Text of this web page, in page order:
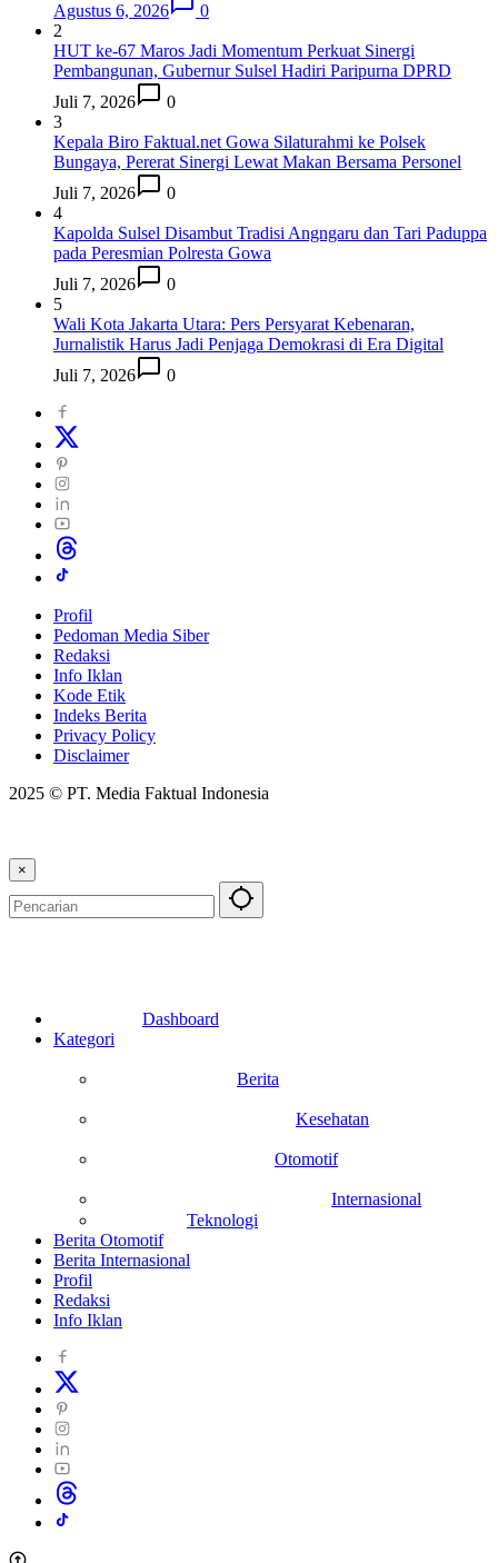
Agustus 6, 2026
0
2
HUT ke-67 Maros Jadi Momentum Perkuat Sinergi
Pembangunan, Gubernur Sulsel Hadiri Paripurna DPRD
Juli 7, 2026
0
3
Kepala Biro Faktual.net Gowa Silaturahmi ke Polsek
Bungaya, Pererat Sinergi Lewat Makan Bersama Personel
Juli 7, 2026
0
4
Kapolda Sulsel Disambut Tradisi Angngaru dan Tari Paduppa
pada Peresmian Polresta Gowa
Juli 7, 2026
0
5
Wali Kota Jakarta Utara: Pers Persyarat Kebenaran,
Jurnalistik Harus Jadi Penjaga Demokrasi di Era Digital
Juli 7, 2026
0
Profil
Pedoman Media Siber
Redaksi
Info Iklan
Kode Etik
Indeks Berita
Privacy Policy
Disclaimer
2025 © PT. Media Faktual Indonesia
×
Dashboard
Kategori
Berita
Kesehatan
Otomotif
Internasional
Teknologi
Berita Otomotif
Berita Internasional
Profil
Redaksi
Info Iklan